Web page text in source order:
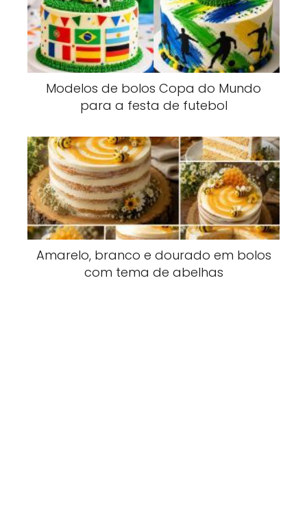
Modelos de bolos Copa do Mundo
para a festa de futebol
Amarelo, branco e dourado em bolos
com tema de abelhas